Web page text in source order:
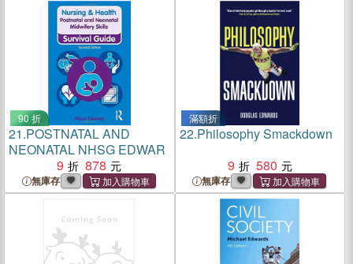
90 折
21.POSTNATAL AND
NEONATAL NHSG EDWAR
9
878
無庫存
滿額折
22.Philosophy Smackdown
9
580
無庫存